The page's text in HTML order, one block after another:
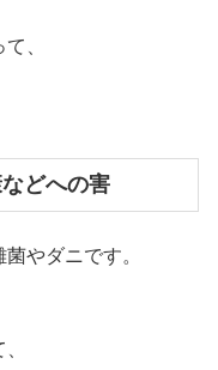
、
どへの害
やダニです。